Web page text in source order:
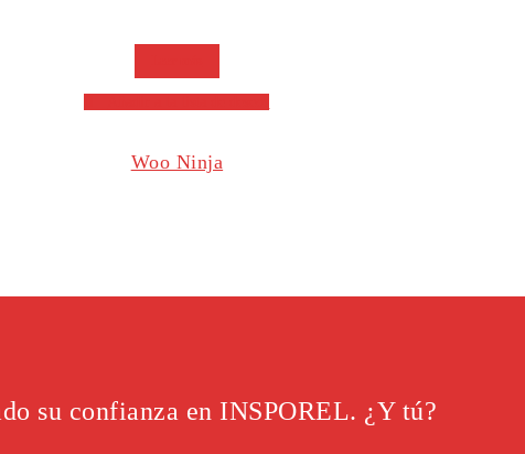
Woo Ninja
su confianza en INSPOREL. ¿Y tú?